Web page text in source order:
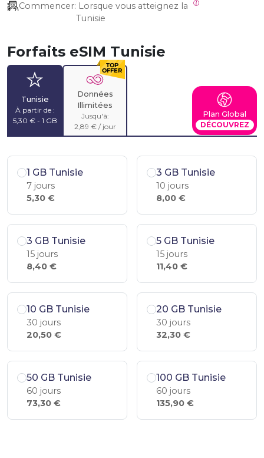
Commencer:
Tunisie
Forfaits eSIM Tunisie
Tunisie
À partir de :
5,30 € - 1 GB
Données
Illimitées
Jusqu'à:
2,89 € / jour
Plan Global
DÉCOUVREZ
1 GB Tunisie
7 jours
5,30 €
3 GB Tunisie
10 jours
8,00 €
3 GB Tunisie
15 jours
8,40 €
5 GB Tunisie
15 jours
11,40 €
10 GB Tunisie
30 jours
20,50 €
20 GB Tunisie
30 jours
32,30 €
50 GB Tunisie
60 jours
73,30 €
100 GB Tunisie
60 jours
135,90 €